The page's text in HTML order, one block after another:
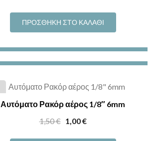
was:
11,00 €.
τιμή
είναι:
7,00 €.
ΠΡΟΣΘΉΚΗ ΣΤΟ ΚΑΛΆΘΙ
Αυτόματο Ρακόρ αέρος 1/8″ 6mm
1,50€ Original
1,00€Η